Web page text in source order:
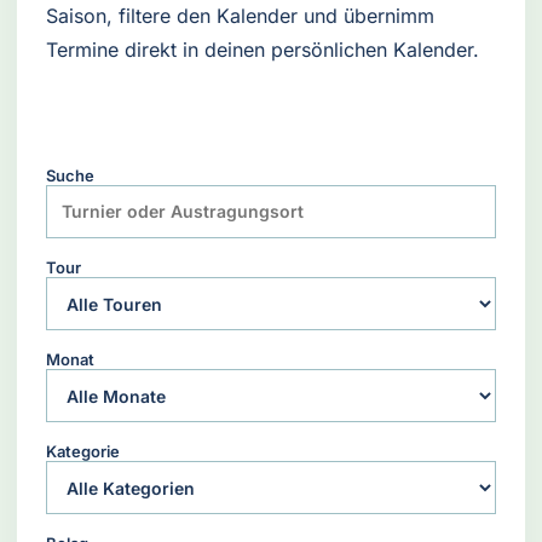
Saison, filtere den Kalender und übernimm
Termine direkt in deinen persönlichen Kalender.
Suche
Tour
Monat
Kategorie